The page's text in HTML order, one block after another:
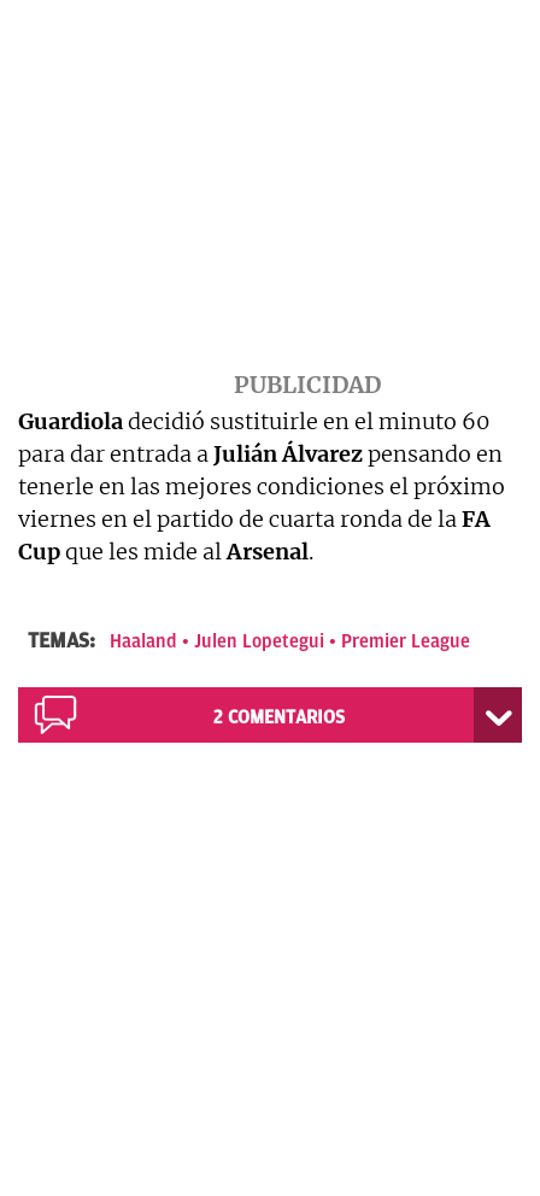
Guardioladecidió sustituirle en el minuto 60
para dar entrada aJulián Álvarezpensando en
tenerle en las mejores condiciones el próximo
viernes en el partido de cuarta ronda de laFA
Cupque les mide alArsenal.
TEMAS: Haaland Julen Lopetegui Premier League
2 COMENTARIOS